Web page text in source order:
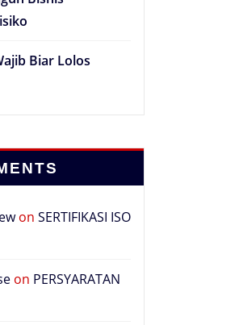
Biar Lolos
on SERTIFIKASI ISO
on PERSYARATAN